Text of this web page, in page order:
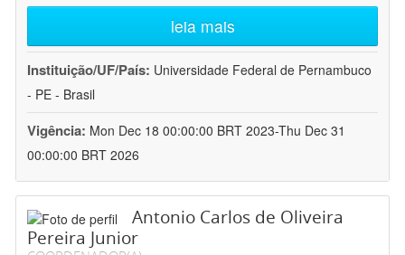
leia mais
Instituição/UF/País: Universidade Federal de Pernambuco
- PE - Brasil
Vigência: Mon Dec 18 00:00:00 BRT 2023-Thu Dec 31
00:00:00 BRT 2026
Antonio Carlos de Oliveira
Pereira Junior